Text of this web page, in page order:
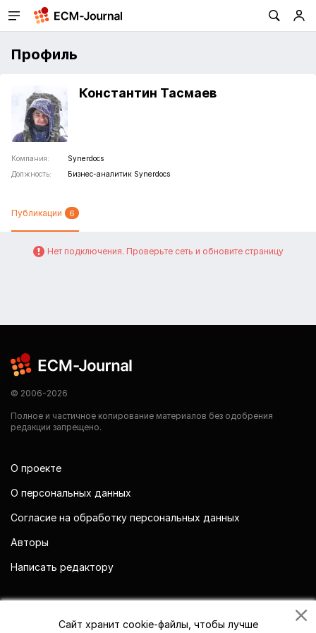
Профиль
Константин Тасмаев
Компания:
Synerdocs
Должность:
Бизнес-аналитик Synerdocs
Публикации 6
Нет подключения. Проверьте сеть и обновите страницу
© 2006-2026
Полное и частичное копирование материалов без одобрения
редакции запрещено.
О проекте
О персональных данных
Согласие на обработку персональных данных
Авторы
Написать редактору
Сайт хранит cookie-файлы, чтобы лучше